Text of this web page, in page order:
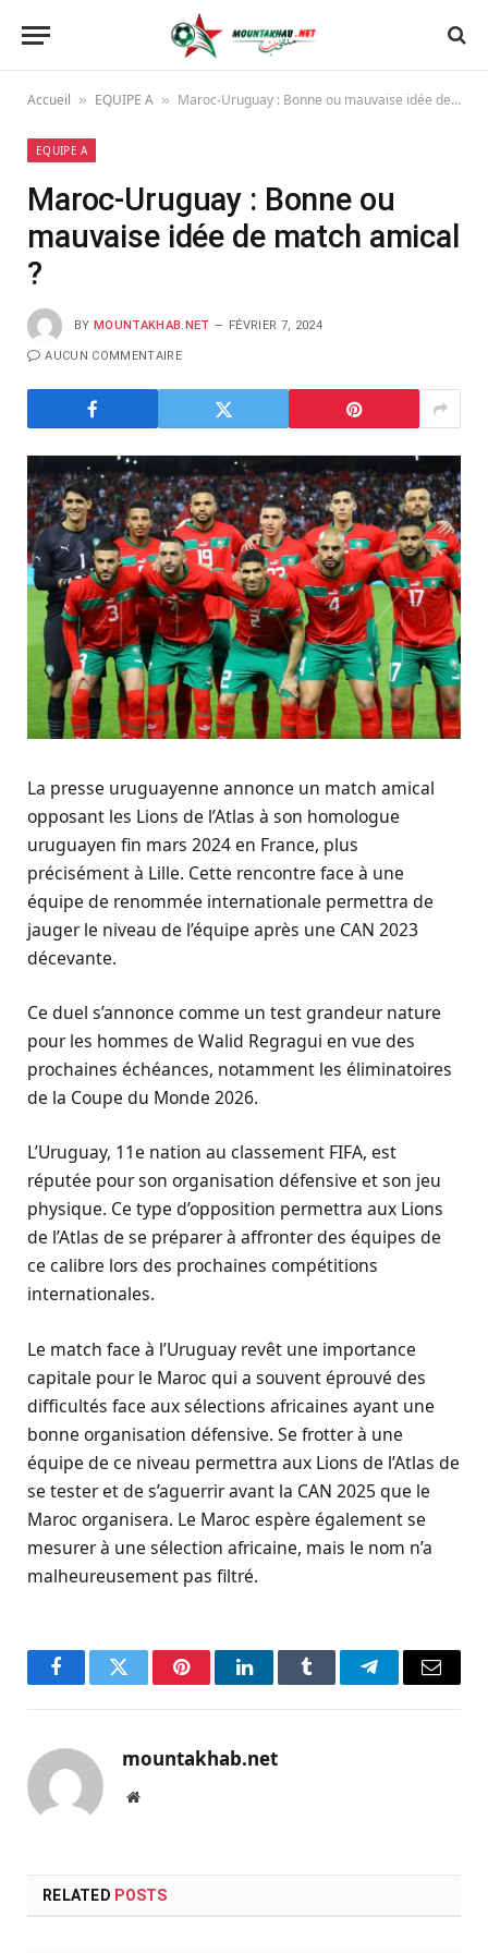
Accueil » EQUIPE A » Maroc-Uruguay : Bonne ou mauvaise idée de match amical ?
EQUIPE A
Maroc-Uruguay : Bonne ou
mauvaise idée de match amical
?
BY MOUNTAKHAB.NET FÉVRIER 7, 2024
AUCUN COMMENTAIRE
La presse uruguayenne annonce un match amical
opposant les Lions de l’Atlas à son homologue
uruguayen fin mars 2024 en France, plus
précisément à Lille. Cette rencontre face à une
équipe de renommée internationale permettra de
jauger le niveau de l’équipe après une CAN 2023
décevante.
Ce duel s’annonce comme un test grandeur nature
pour les hommes de Walid Regragui en vue des
prochaines échéances, notamment les éliminatoires
de la Coupe du Monde 2026.
L’Uruguay, 11e nation au classement FIFA, est
réputée pour son organisation défensive et son jeu
physique. Ce type d’opposition permettra aux Lions
de l’Atlas de se préparer à affronter des équipes de
ce calibre lors des prochaines compétitions
internationales.
Le match face à l’Uruguay revêt une importance
capitale pour le Maroc qui a souvent éprouvé des
difficultés face aux sélections africaines ayant une
bonne organisation défensive. Se frotter à une
équipe de ce niveau permettra aux Lions de l’Atlas de
se tester et de s’aguerrir avant la CAN 2025 que le
Maroc organisera. Le Maroc espère également se
mesurer à une sélection africaine, mais le nom n’a
malheureusement pas filtré.
FacebookTwitter PinterestLinkedInTumblr TelegramEmail
mountakhab.net
Website
RELATED POSTS